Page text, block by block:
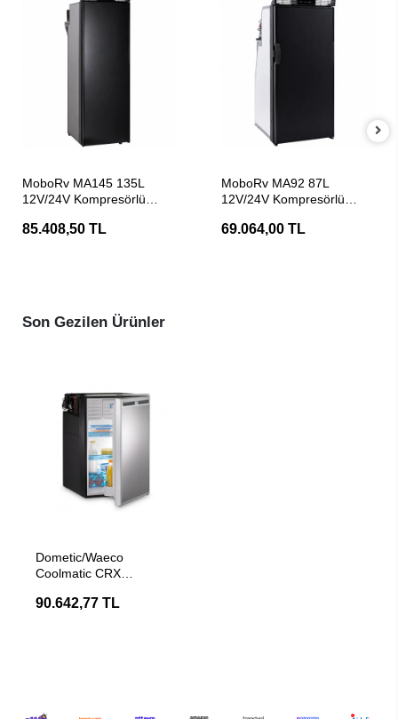
MoboRv MA145 135L
12V/24V Kompresörlü
85.408,50 TL
MoboRv MA92 87L
12V/24V Kompresörlü
69.064,00 TL
Son Gezilen Ürünler
Dometic/Waeco
Coolmatic CRX
Marin/Karavan
90.642,77 TL